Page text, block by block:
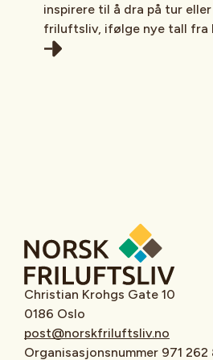
inspirere til å dra på tur
friluftsliv, ifølge nye tall fra
Christian Krohgs Gate 10
0186 Oslo
post@norskfriluftsliv.no
Organisasjonsnummer 971 262